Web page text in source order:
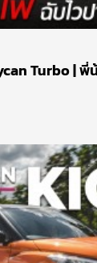
Turbo | พี่